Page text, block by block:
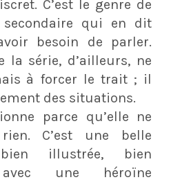
C’est le genre de
secondaire qui en dit
besoin de parler.
la série, d’ailleurs, ne
à forcer le trait ; il
des situations.
parce qu’elle ne
C’est une belle
illustrée, bien
avec une héroïne